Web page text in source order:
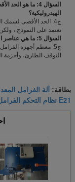
السؤال 4: ما هو
الهيدروليكية؟
ج4: الحد الأقصى لسمك
تعتمد على النموذج ، ولكن عادة ما
السؤال 5: ما هي عناصر السلامة المدرجة في آلة الفرامل الهيدروليكية؟
ج5: معظم أجهزة
التوقف الطارئ، وأحزمة
بطاقة: آلة الفرامل
E21 نظام التحكم الفرامل المعدنية الهيدروليكية